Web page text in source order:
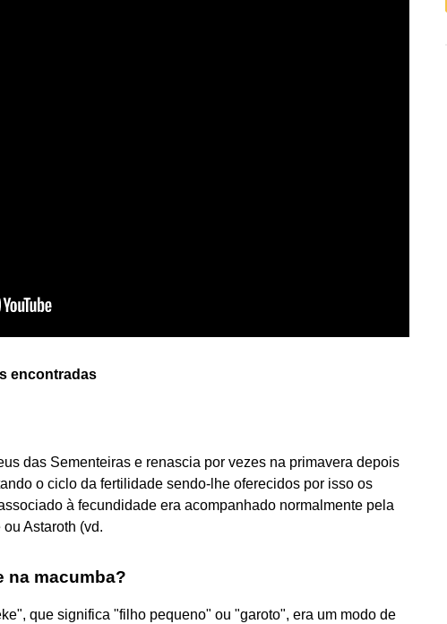
encontradas
das Sementeiras e renascia por vezes na primavera depois
o ciclo da fertilidade sendo-lhe oferecidos por isso os
à fecundidade era acompanhado normalmente pela
Astaroth (vd.
na macumba?
que significa "filho pequeno" ou "garoto", era um modo de